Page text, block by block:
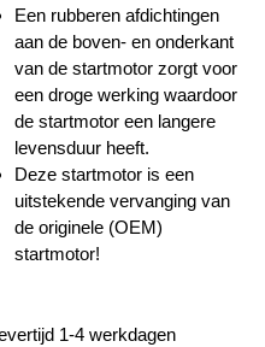
Een rubberen afdichtingen
aan de boven- en onderkant
van de startmotor zorgt voor
een droge werking waardoor
de startmotor een langere
levensduur heeft.
Deze startmotor is een
uitstekende vervanging van
de originele (OEM)
startmotor!
1-4 werkdagen